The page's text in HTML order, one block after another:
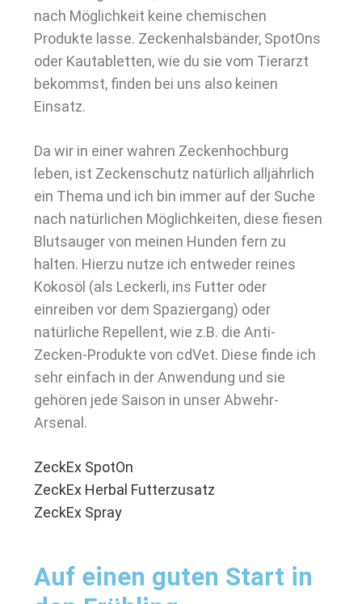
nach Möglichkeit keine chemischen
Produkte lasse. Zeckenhalsbänder, SpotOns
oder Kautabletten, wie du sie vom Tierarzt
bekommst, finden bei uns also keinen
Einsatz.
Da wir in einer wahren Zeckenhochburg
leben, ist Zeckenschutz natürlich alljährlich
ein Thema und ich bin immer auf der Suche
nach natürlichen Möglichkeiten, diese fiesen
Blutsauger von meinen Hunden fern zu
halten. Hierzu nutze ich entweder reines
Kokosöl (als Leckerli, ins Futter oder
einreiben vor dem Spaziergang) oder
natürliche Repellent, wie z.B. die Anti-
Zecken-Produkte von cdVet. Diese finde ich
sehr einfach in der Anwendung und sie
gehören jede Saison in unser Abwehr-
Arsenal.
ZeckEx SpotOn
ZeckEx Herbal Futterzusatz
ZeckEx Spray
Auf einen guten Start in